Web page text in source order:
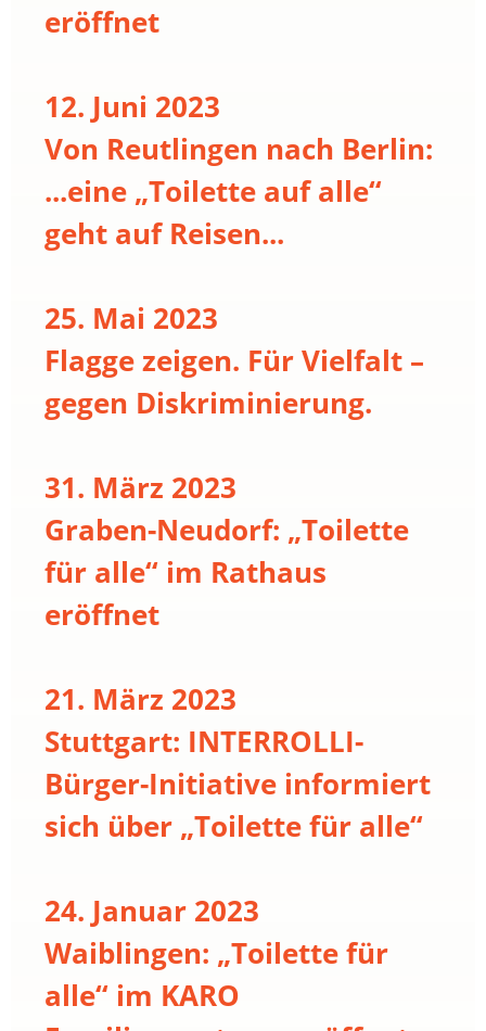
eröffnet
12. Juni 2023
Von Reutlingen nach Berlin:
...eine „Toilette auf alle“
geht auf Reisen...
25. Mai 2023
Flagge zeigen. Für Vielfalt –
gegen Diskriminierung.
31. März 2023
Graben-Neudorf: „Toilette
für alle“ im Rathaus
eröffnet
21. März 2023
Stuttgart: INTERROLLI-
Bürger-Initiative informiert
sich über „Toilette für alle“
24. Januar 2023
Waiblingen: „Toilette für
alle“ im KARO